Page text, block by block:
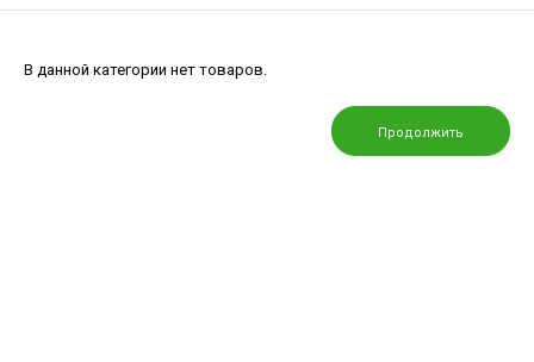
В данной категории нет товаров.
Продолжить